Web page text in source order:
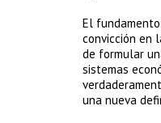
El
convicción en
de formular
sistemas
una nueva